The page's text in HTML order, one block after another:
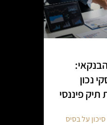
נכון
תיק פיננסי
על בסיס